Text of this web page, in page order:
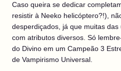
Caso queira se dedicar
resistir à Neeko helicóptero?!),
desperdiçados, já que muitas
com atributos diversos. Só
do Divino em um Campeão 3
de Vampirismo Universal.